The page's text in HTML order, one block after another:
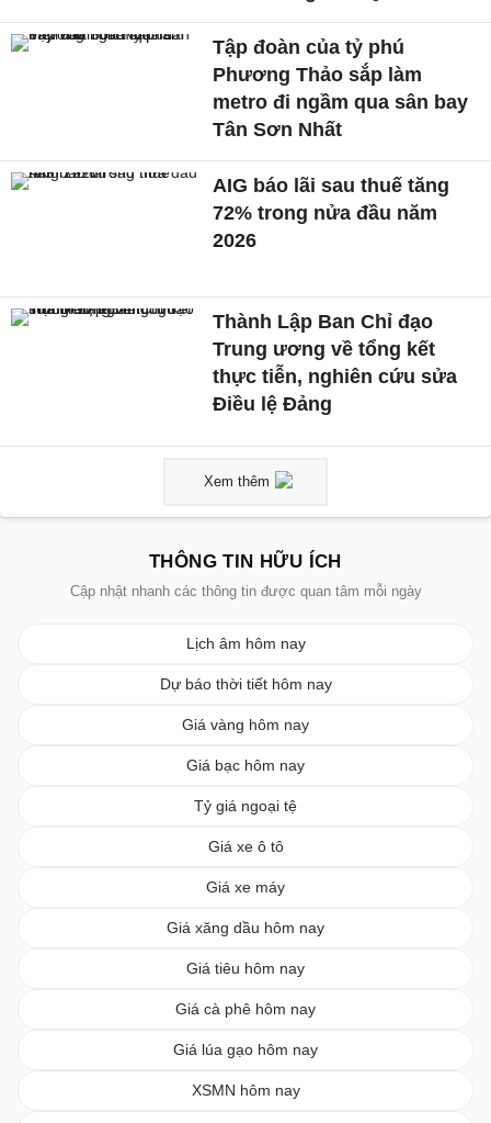
Tập đoàn của tỷ phú
Phương Thảo sắp làm
metro đi ngầm qua sân bay
Tân Sơn Nhất
AIG báo lãi sau thuế tăng
72% trong nửa đầu năm
2026
Thành Lập Ban Chỉ đạo
Trung ương về tổng kết
thực tiễn, nghiên cứu sửa
Điều lệ Đảng
Xem thêm
THÔNG TIN HỮU ÍCH
Cập nhật nhanh các thông tin được quan tâm mỗi ngày
Lịch âm hôm nay
Dự báo thời tiết hôm nay
Giá vàng hôm nay
Giá bạc hôm nay
Tỷ giá ngoại tệ
Giá xe ô tô
Giá xe máy
Giá xăng dầu hôm nay
Giá tiêu hôm nay
Giá cà phê hôm nay
Giá lúa gạo hôm nay
XSMN hôm nay